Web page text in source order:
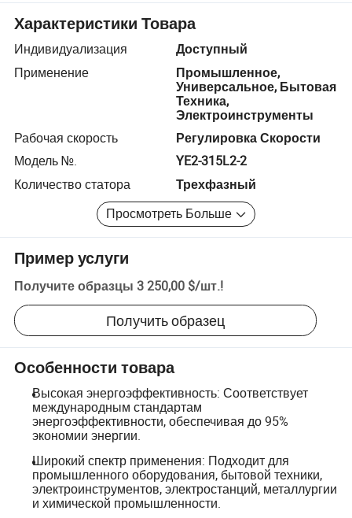
Характеристики Товара
Индивидуализация
Доступный
Применение
Промышленное,
Универсальное, Бытовая
Техника,
Электроинструменты
Рабочая скорость
Регулировка Скорости
Модель №.
YE2-315L2-2
Количество статора
Трехфазный
Просмотреть Больше
Пример услуги
Получите образцы 3 250,00 $/шт.!
Получить образец
Особенности товара
Высокая энергоэффективность: Соответствует
международным стандартам
энергоэффективности, обеспечивая до 95%
экономии энергии.
Широкий спектр применения: Подходит для
промышленного оборудования, бытовой техники,
электроинструментов, электростанций, металлургии
и химической промышленности.